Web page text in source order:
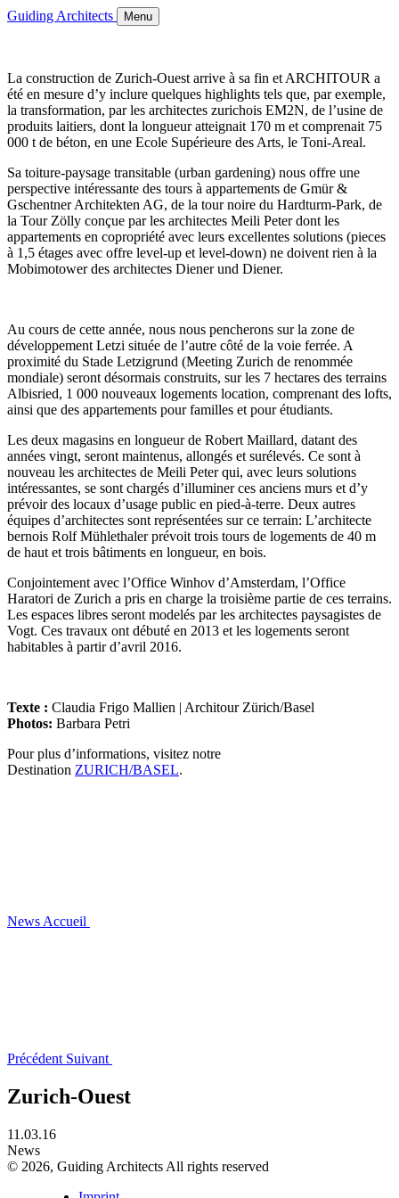
Guiding Architects Menu
La construction de Zurich-Ouest arrive à sa fin et ARCHITOUR a
été en mesure d’y inclure quelques highlights tels que, par exemple,
la transformation, par les architectes zurichois EM2N, de l’usine de
produits laitiers, dont la longueur atteignait 170 m et comprenait 75
000 t de béton, en une Ecole Supérieure des Arts, le Toni-Areal.
Sa toiture-paysage transitable (urban gardening) nous offre une
perspective intéressante des tours à appartements de Gmür &
Gschentner Architekten AG, de la tour noire du Hardturm-Park, de
la Tour Zölly conçue par les architectes Meili Peter dont les
appartements en copropriété avec leurs excellentes solutions (pieces
à 1,5 étages avec offre level-up et level-down) ne doivent rien à la
Mobimotower des architectes Diener und Diener.
Au cours de cette année, nous nous pencherons sur la zone de
développement Letzi située de l’autre côté de la voie ferrée. A
proximité du Stade Letzigrund (Meeting Zurich de renommée
mondiale) seront désormais construits, sur les 7 hectares des terrains
Albisried, 1 000 nouveaux logements location, comprenant des lofts,
ainsi que des appartements pour familles et pour étudiants.
Les deux magasins en longueur de Robert Maillard, datant des
années vingt, seront maintenus, allongés et surélevés. Ce sont à
nouveau les architectes de Meili Peter qui, avec leurs solutions
intéressantes, se sont chargés d’illuminer ces anciens murs et d’y
prévoir des locaux d’usage public en pied-à-terre. Deux autres
équipes d’architectes sont représentées sur ce terrain: L’architecte
bernois Rolf Mühlethaler prévoit trois tours de logements de 40 m
de haut et trois bâtiments en longueur, en bois.
Conjointement avec l’Office Winhov d’Amsterdam, l’Office
Haratori de Zurich a pris en charge la troisième partie de ces terrains.
Les espaces libres seront modelés par les architectes paysagistes de
Vogt. Ces travaux ont débuté en 2013 et les logements seront
habitables à partir d’avril 2016.
Texte : Claudia Frigo Mallien | Architour Zürich/Basel
Photos: Barbara Petri
Pour plus d’informations, visitez notre
Destination ZURICH/BASEL.
News Accueil
Précédent Suivant
Zurich-Ouest
11.03.16
News
© 2026, Guiding Architects All rights reserved